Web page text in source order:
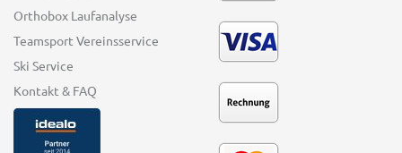
Orthobox Laufanalyse
Teamsport Vereinsservice
Ski Service
Kontakt & FAQ